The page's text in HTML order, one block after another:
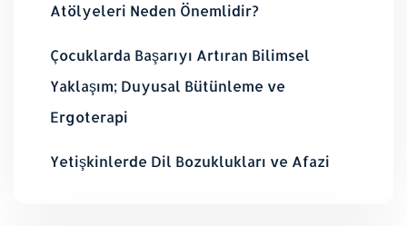
Atölyeleri Neden Önemlidir?
Çocuklarda Başarıyı Artıran Bilimsel
Yaklaşım; Duyusal Bütünleme ve
Ergoterapi
Yetişkinlerde Dil Bozuklukları ve Afazi